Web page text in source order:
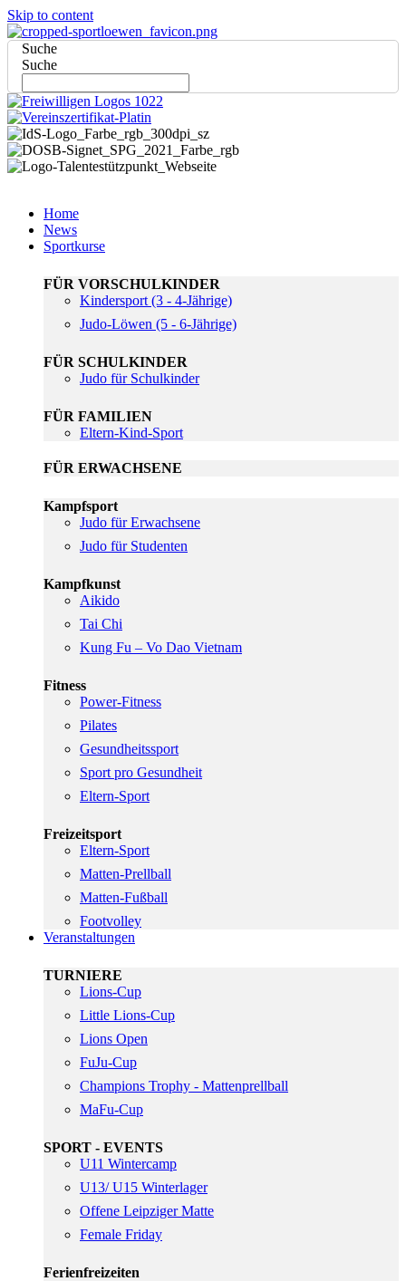
Skip to content
Suche
Suche
Home
News
Sportkurse
FÜR VORSCHULKINDER
Kindersport (3 - 4-Jährige)
Judo-Löwen (5 - 6-Jährige)
FÜR SCHULKINDER
Judo für Schulkinder
FÜR FAMILIEN
Eltern-Kind-Sport
FÜR ERWACHSENE
Kampfsport
Judo für Erwachsene
Judo für Studenten
Kampfkunst
Aikido
Tai Chi
Kung Fu – Vo Dao Vietnam
Fitness
Power-Fitness
Pilates
Gesundheitssport
Sport pro Gesundheit
Eltern-Sport
Freizeitsport
Eltern-Sport
Matten-Prellball
Matten-Fußball
Footvolley
Veranstaltungen
TURNIERE
Lions-Cup
Little Lions-Cup
Lions Open
FuJu-Cup
Champions Trophy - Mattenprellball
MaFu-Cup
SPORT - EVENTS
U11 Wintercamp
U13/ U15 Winterlager
Offene Leipziger Matte
Female Friday
Ferienfreizeiten